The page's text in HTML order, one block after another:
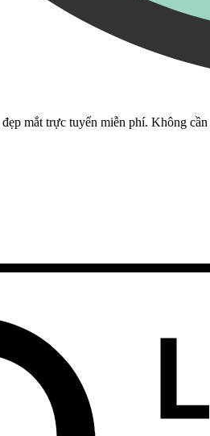
mắt trực tuyến miễn phí. Không